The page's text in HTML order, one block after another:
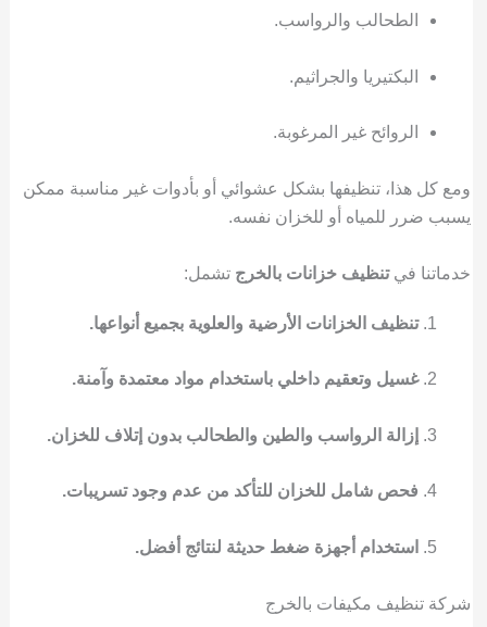
الطحالب والرواسب.
البكتيريا والجراثيم.
الروائح غير المرغوبة.
ومع كل هذا، تنظيفها بشكل عشوائي أو بأدوات غير مناسبة ممكن
يسبب ضرر للمياه أو للخزان نفسه.
خدماتنا فيتنظيف خزانات بالخرج تشمل:
تنظيف الخزانات الأرضية والعلوية بجميع أنواعها.
غسيل وتعقيم داخلي باستخدام مواد معتمدة وآمنة.
إزالة الرواسب والطين والطحالب بدون إتلاف للخزان.
فحص شامل للخزان للتأكد من عدم وجود تسريبات.
استخدام أجهزة ضغط حديثة لنتائج أفضل.
شركة تنظيف مكيفات بالخرج